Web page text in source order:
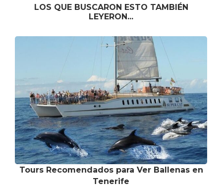
LOS QUE BUSCARON ESTO TAMBIÉN
LEYERON...
Tours Recomendados para Ver Ballenas en
Tenerife